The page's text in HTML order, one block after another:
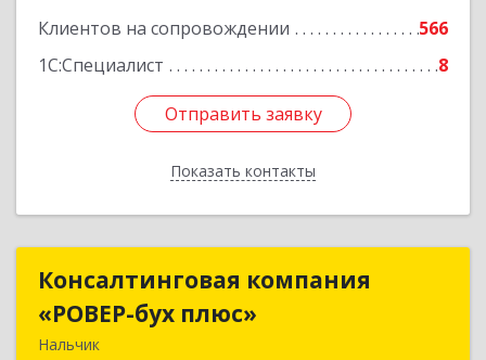
Клиентов на сопровождении
566
1С:Специалист
8
Отправить заявку
Показать контакты
Отправить заявку
Назад
Консалтинговая компания
«РОВЕР-бух плюс»
Нальчик
Консалтинговая компания
«РОВЕР-бух плюс»